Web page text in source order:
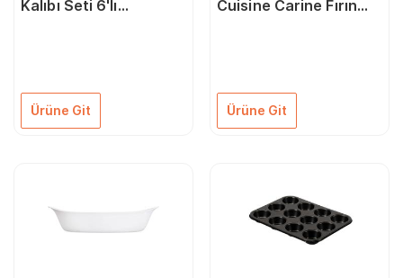
Kalıbı Seti 6'lı
Ürüne Git
Cuisine Carine Fırın
Ürüne Git